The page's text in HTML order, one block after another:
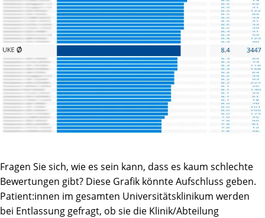
Fragen Sie sich, wie es sein kann, dass es kaum schlechte
Bewertungen gibt? Diese Grafik könnte Aufschluss geben.
Patient:innen im gesamten Universitätsklinikum werden
bei Entlassung gefragt, ob sie die Klinik/Abteilung